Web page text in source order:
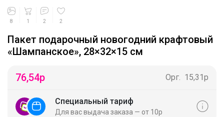
8 1 2 2
Пакет подарочный новогодний крафтовый
«Шампанское», 28×32×15 см
76,54р Орг. 15,31р
Специальный тариф
Для вас выдача заказа — от 10р